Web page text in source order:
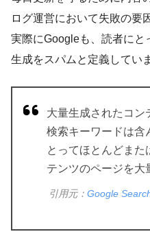
ログ運営において失敗の要
実際にGoogleも、読者に
生成をスパムと定義してい
大量生成されたコン
検索キーワードは含
とってほとんどまた
テンツのページを大
引用元： Google